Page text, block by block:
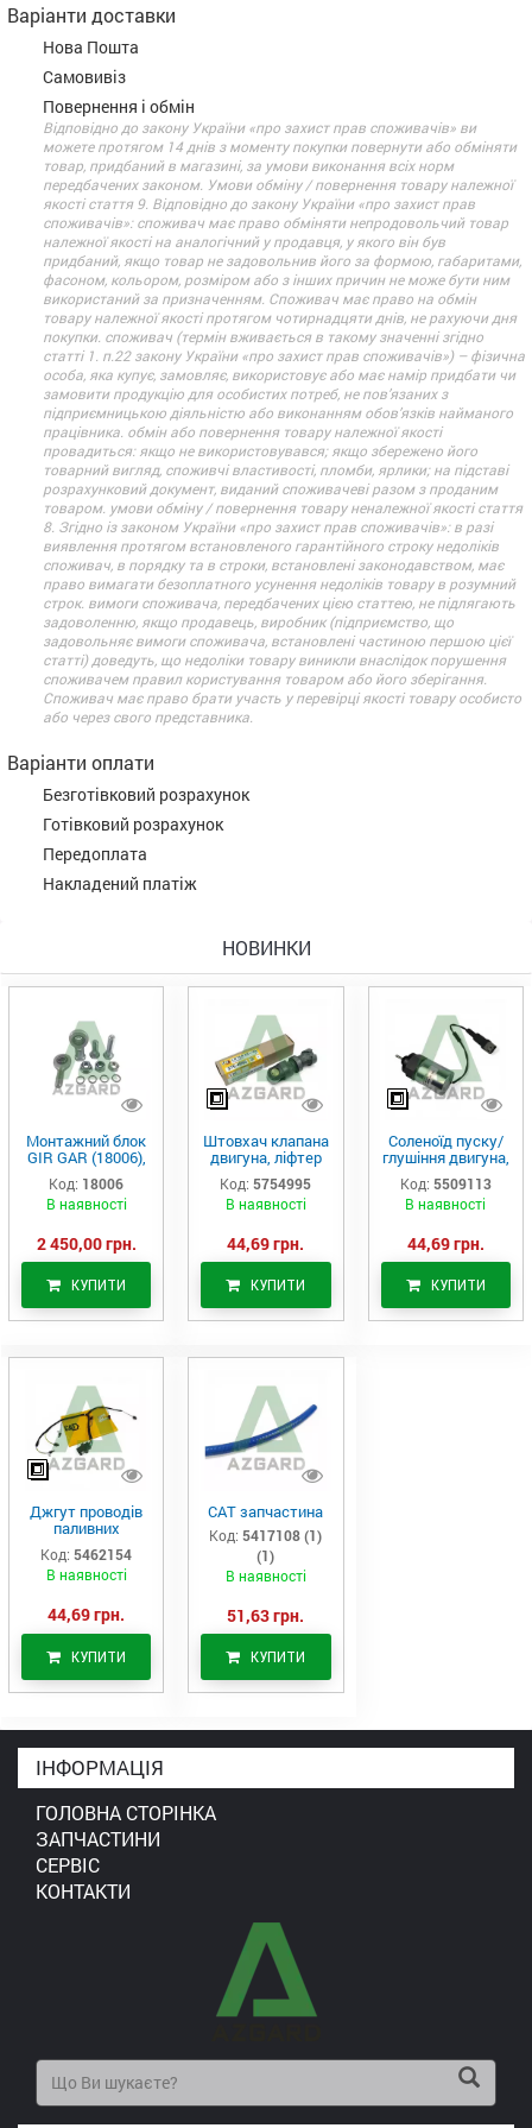
Варіанти доставки
Нова Пошта
Самовивіз
Повернення і обмін
Відповідно до закону України «про захист прав споживачів» ви
можете протягом 14 днів з моменту покупки повернути або обміняти
товар, придбаний в магазині, за умови виконання всіх норм
передбачених законом. Умови обміну / повернення товару належної
якості стаття 9. Відповідно до закону України «про захист прав
споживачів»: споживач має право обміняти непродовольчий товар
належної якості на аналогічний у продавця, у якого він був
придбаний, якщо товар не задовольнив його за формою, габаритами,
фасоном, кольором, розміром або з інших причин не може бути ним
використаний за призначенням. Споживач має право на обмін
товару належної якості протягом чотирнадцяти днів, не рахуючи дня
покупки. споживач (термін вживається в такому значенні згідно
статті 1. п.22 закону України «про захист прав споживачів») – фізична
особа, яка купує, замовляє, використовує або має намір придбати чи
замовити продукцію для особистих потреб, не пов’язаних з
підприємницькою діяльністю або виконанням обов’язків найманого
працівника. обмін або повернення товару належної якості
провадиться: якщо не використовувався; якщо збережено його
товарний вигляд, споживчі властивості, пломби, ярлики; на підставі
розрахунковий документ, виданий споживачеві разом з проданим
товаром. умови обміну / повернення товару неналежної якості стаття
8. Згідно із законом України «про захист прав споживачів»: в разі
виявлення протягом встановленого гарантійного строку недоліків
споживач, в порядку та в строки, встановлені законодавством, має
право вимагати безоплатного усунення недоліків товару в розумний
строк. вимоги споживача, передбачених цією статтею, не підлягають
задоволенню, якщо продавець, виробник (підприємство, що
задовольняє вимоги споживача, встановлені частиною першою цієї
статті) доведуть, що недоліки товару виникли внаслідок порушення
споживачем правил користування товаром або його зберігання.
Споживач має право брати участь у перевірці якості товару особисто
або через свого представника.
Варіанти оплати
Безготівковий розрахунок
Готівковий розрахунок
Передоплата
Накладений платіж
НОВИНКИ
Монтажний блок
GIR GAR (18006),
Аналог
Код: 18006
В наявності
2 450,00 грн.
КУПИТИ
Штовхач клапана
двигуна, ліфтер
(575-4995)
Код: 5754995
В наявності
44,69 грн.
КУПИТИ
Соленоїд пуску/
глушіння двигуна,
актуатор (550-
9113)
Код: 5509113
В наявності
44,69 грн.
КУПИТИ
Джгут проводів
паливних
форсунок CAT
C7/C9 (546-2154)
Код: 5462154
В наявності
44,69 грн.
КУПИТИ
САТ запчастина
Код: 5417108 (1)
(1)
В наявності
51,63 грн.
КУПИТИ
ІНФОРМАЦІЯ
ГОЛОВНА СТОРІНКА
ЗАПЧАСТИНИ
СЕРВІС
КОНТАКТИ